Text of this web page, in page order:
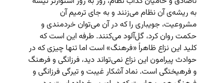
به ریشه‌ی آن نظام می‌زنند و به جای ترمیم آن
مشروعیت، جویباری را که در آن می‌توان خردمندی و
حکمت روان کرد، گل‌آلود می‌کنند. طرفه این است که
کلید این نزاع ظاهراً «فرهنگ» است اما تنها چیزی که در
حوادث پیرامون این نزاع نمی‌تواند دید،‌ فرزانگی و فرهنگ
و فرهیختگی است. نماد آشکار غیبت و تیرگی فرزانگی و